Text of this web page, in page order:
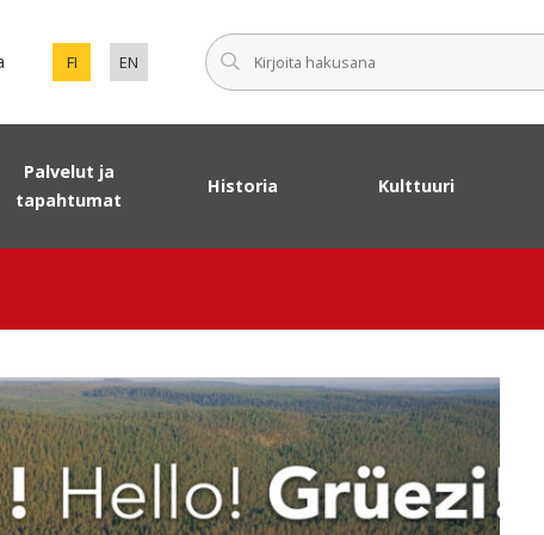
FI
VAIHDA SIVUSTON KIELEKSI SUOMI.
EN
SET ENGLISH AS THE LANGUAGE OF THE PAGE.
Palvelut ja
tapahtumat
Historia Kulttuuri